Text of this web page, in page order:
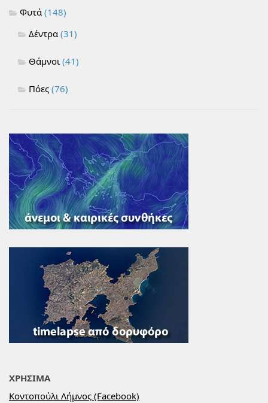
Φυτά (148)
Δέντρα (31)
Θάμνοι (41)
Πόες (76)
ΧΡΗΣΙΜΑ
Κοντοπούλι Λήμνος (Facebook)